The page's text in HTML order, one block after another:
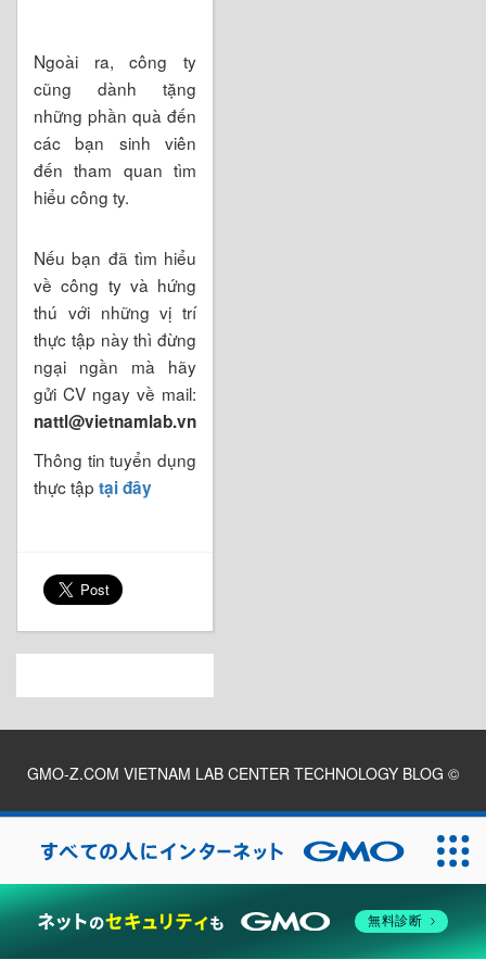
Ngoài ra, công ty
cũng dành tặng
những phần quà đến
các bạn sinh viên
đến tham quan tìm
hiểu công ty.
Nếu bạn đã tìm hiểu
về công ty và hứng
thú với những vị trí
thực tập này thì đừng
ngại ngần mà hãy
gửi CV ngay về mail:
nattl@vietnamlab.vn
Thông tin tuyển dụng
thực tập tại đây
GMO-Z.COM VIETNAM LAB CENTER TECHNOLOGY BLOG ©
2026
無料診断